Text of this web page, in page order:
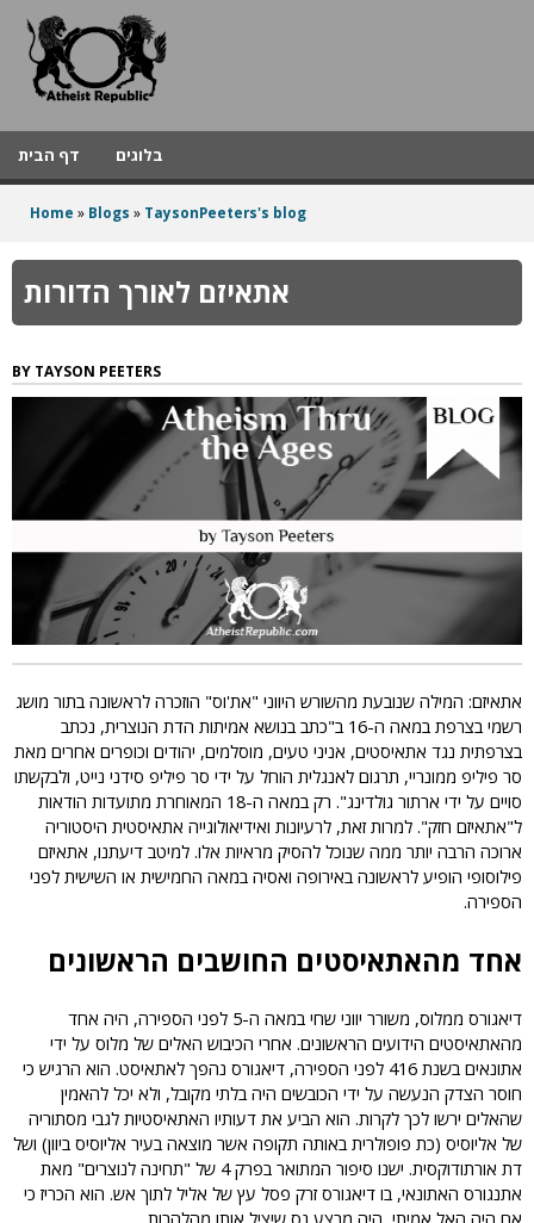
to
A
e
i
t
R
p
l
i
דף הבית בלוגים
here
Home » Blogs » TaysonPeeters's blog
אתאיזם לאורך הדורות
TAYSON PEETERS
אתאיזם: המילה שנובעת מהשורש היווני "את'וס" הוזכרה לראשונה בתור מושג
רשמי בצרפת במאה ה-16 ב"כתב בנושא אמיתות הדת הנוצרית, נכתב
בצרפתית נגד אתאיסטים, אניני טעים, מוסלמים, יהודים וכופרים אחרים מאת
סר פיליפ ממונריי, תרגום לאנגלית הוחל על ידי סר פיליפ סידני נייט, ולבקשתו
סויים על ידי ארתור גולדינג". רק במאה ה-18 המאוחרת מתועדות הודאות
ל"אתאיזם חזק". למרות זאת, לרעיונות ואידיאולוגייה אתאיסטית היסטוריה
ארוכה הרבה יותר ממה שנוכל להסיק מראיות אלו. למיטב דיעתנו, אתאיזם
פילוסופי הופיע לראשונה באירופה ואסיה במאה החמישית או השישית לפני
הספירה.
אחד מהאתאיסטים החושבים הראשונים
דיאגורס ממלוס, משורר יווני שחי במאה ה-5 לפני הספירה, היה אחד
מהאתאיסטים הידועים הראשונים. אחרי הכיבוש האלים של מלוס על ידי
אתונאים בשנת 416 לפני הספירה, דיאגורס נהפך לאתאיסט. הוא הרגיש כי
חוסר הצדק הנעשה על ידי הכובשים היה בלתי מקובל, ולא יכל להאמין
שהאלים ירשו לכך לקרות. הוא הביע את דעותיו האתאיסטיות לגבי מסתוריה
של אליוסיס (כת פופולרית באותה תקופה אשר מוצאה בעיר אליוסיס ביוון) ושל
דת אורתודוקסית. ישנו סיפור המתואר בפרק 4 של "תחינה לנוצרים" מאת
אתנגורס האתונאי, בו דיאגורס זרק פסל עץ של אליל לתוך אש. הוא הכריז כי
אם היה האל אמיתי, היה מבצע נס שיציל אותו מהלהבות.